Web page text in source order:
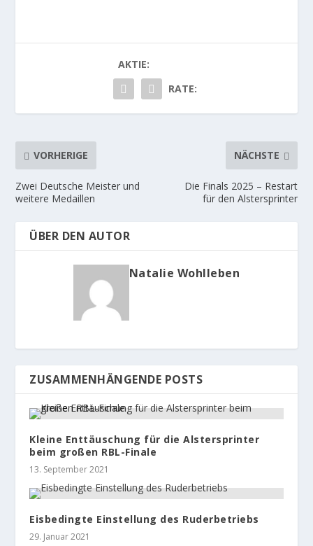
AKTIE:
RATE:
VORHERIGE
Zwei Deutsche Meister und
weitere Medaillen
NÄCHSTE
Die Finals 2025 – Restart
für den Alstersprinter
ÜBER DEN AUTOR
Natalie Wohlleben
ZUSAMMENHÄNGENDE POSTS
Kleine Enttäuschung für die Alstersprinter
beim großen RBL-Finale
13. September 2021
Eisbedingte Einstellung des Ruderbetriebs
29. Januar 2021